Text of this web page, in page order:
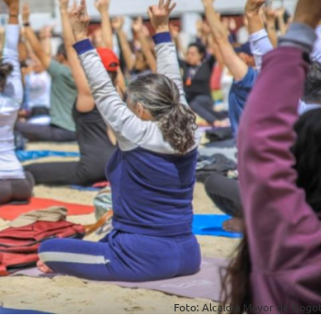
Foto: Alcaldía Mayor de